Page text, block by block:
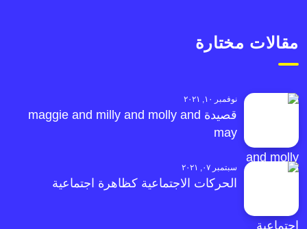
مقالات مختارة
نوفمبر ١٠, ٢٠٢١
قصيدة maggie and milly and molly and
may
سبتمبر ٠٧, ٢٠٢١
الحركات الاجتماعية كظاهرة اجتماعية